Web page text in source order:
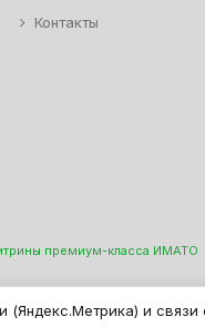
Контакты
премиум-класса ИМАТО
И Офисной
и